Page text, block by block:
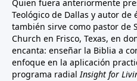
Quien fuera anteriormente
Teológico de Dallas y autor de
también sirve como pastor de
Church en Frisco, Texas, en
encanta: enseñar la Biblia a
enfoque en la aplicación
programa radialInsight for